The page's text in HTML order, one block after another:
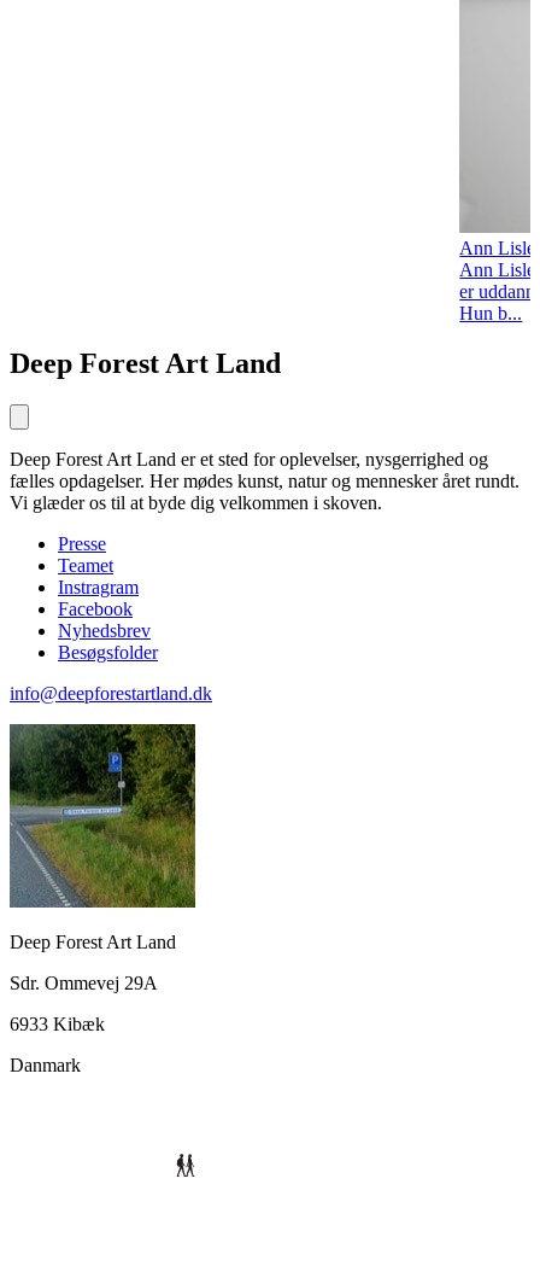
Ann
Ann
er
Hun b...
Deep Forest Art Land
Deep Forest Art Land er et sted for oplevelser, nysgerrighed og
fælles opdagelser. Her mødes kunst, natur og mennesker året rundt.
Vi glæder os til at byde dig velkommen i skoven.
Presse
Teamet
Instragram
Facebook
Nyhedsbrev
Besøgsfolder
info@deepforestartland.dk
Deep Forest Art Land
Sdr. Ommevej 29A
6933 Kibæk
Danmark